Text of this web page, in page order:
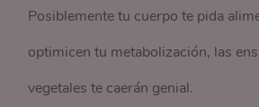
Posiblemente tu cuerpo te pida
optimicen tu metabolización, las
vegetales te caerán genial.